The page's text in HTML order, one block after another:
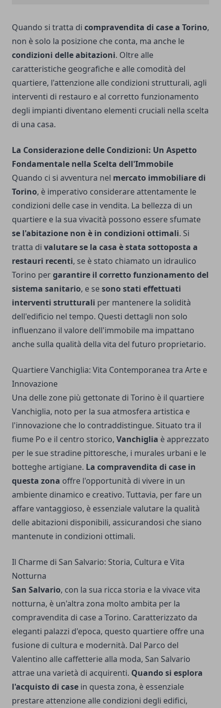
Quando si tratta di compravendita di case a Torino,
non è solo la posizione che conta, ma anche le
condizioni delle abitazioni. Oltre alle
caratteristiche geografiche e alle comodità del
quartiere, l'attenzione alle condizioni strutturali, agli
interventi di restauro e al corretto funzionamento
degli impianti diventano elementi cruciali nella scelta
di una casa.
La Considerazione delle Condizioni: Un Aspetto
Fondamentale nella Scelta dell'Immobile
Quando ci si avventura nel mercato immobiliare di
Torino, è imperativo considerare attentamente le
condizioni delle case in vendita. La bellezza di un
quartiere e la sua vivacità possono essere sfumate
se l'abitazione non è in condizioni ottimali. Si
tratta di valutare se la casa è stata sottoposta a
restauri recenti, se è stato chiamato un idraulico
Torino pergarantire il corretto funzionamento del
sistema sanitario, e sesono stati effettuati
interventi strutturali per mantenere la solidità
dell'edificio nel tempo. Questi dettagli non solo
influenzano il valore dell'immobile ma impattano
anche sulla qualità della vita del futuro proprietario.
Quartiere Vanchiglia: Vita Contemporanea tra Arte e
Innovazione
Una delle zone più gettonate di Torino è il quartiere
Vanchiglia, noto per la sua atmosfera artistica e
l'innovazione che lo contraddistingue. Situato tra il
fiume Po e il centro storico, Vanchiglia è apprezzato
per le sue stradine pittoresche, i murales urbani e le
botteghe artigiane. La compravendita di case in
questa zona offre l'opportunità di vivere in un
ambiente dinamico e creativo. Tuttavia, per fare un
affare vantaggioso, è essenziale valutare la qualità
delle abitazioni disponibili, assicurandosi che siano
mantenute in condizioni ottimali.
Il Charme di San Salvario: Storia, Cultura e Vita
Notturna
San Salvario, con la sua ricca storia e la vivace vita
notturna, è un'altra zona molto ambita per la
compravendita di case a Torino. Caratterizzato da
eleganti palazzi d'epoca, questo quartiere offre una
fusione di cultura e modernità. Dal Parco del
Valentino alle caffetterie alla moda, San Salvario
attrae una varietà di acquirenti. Quando si esplora
l'acquisto di case in questa zona, è essenziale
prestare attenzione alle condizioni degli edifici,